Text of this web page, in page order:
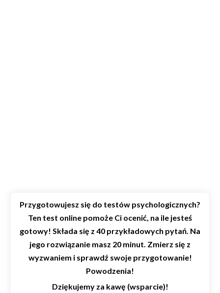
Przygotowujesz się do testów psychologicznych?
Ten test online pomoże Ci ocenić, na ile jesteś
gotowy! Składa się z 40 przykładowych pytań. Na
jego rozwiązanie masz 20 minut. Zmierz się z
wyzwaniem i sprawdź swoje przygotowanie!
Powodzenia!
Dziękujemy za kawę (wsparcie)!